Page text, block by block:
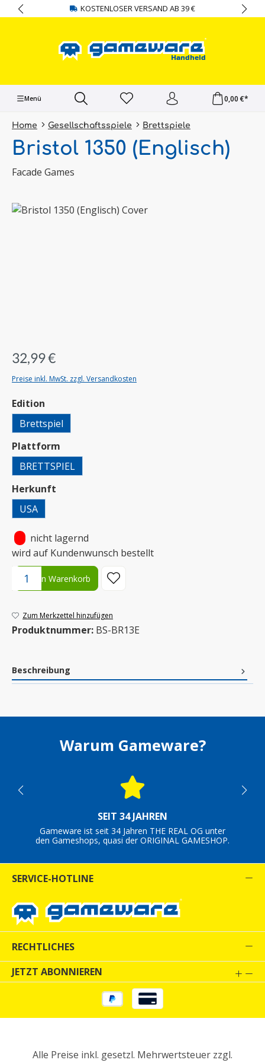
springen KOSTENLOSER VERSAND AB 39 €
Menü 0,00 €*
Home Gesellschaftsspiele Brettspiele
Bristol 1350 (Englisch)
Facade Games
Bildergalerie überspringen
32,99 €
Preise inkl. MwSt. zzgl. Versandkosten
Edition
Brettspiel
Plattform
BRETTSPIEL
Herkunft
USA
nicht lagernd
wird auf Kundenwunsch bestellt
Produkt Anzahl: Gib den gewünschten Wert ein oder benutze
In den Warenkorb
Zum Merkzettel hinzufügen
Produktnummer: BS-BR13E
Beschreibung
Warum Gameware?
SEIT 34 JAHREN
Gameware ist seit 34 Jahren THE REAL OG unter
den Gameshops, quasi der ORIGINAL GAMESHOP.
SERVICE-HOTLINE
RECHTLICHES
JETZT ABONNIEREN
Alle Preise inkl. gesetzl. Mehrwertsteuer zzgl.